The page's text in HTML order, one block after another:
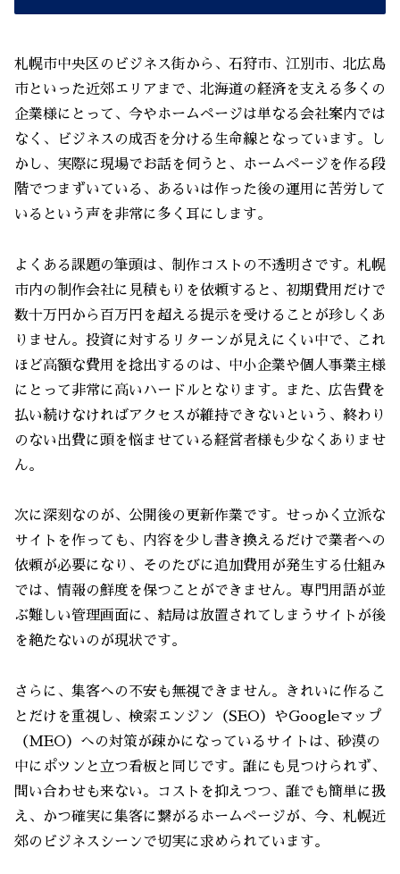
札幌市中央区のビジネス街から、石狩市、江別市、北広島
市といった近郊エリアまで、北海道の経済を支える多くの
企業様にとって、今やホームページは単なる会社案内では
なく、ビジネスの成否を分ける生命線となっています。し
かし、実際に現場でお話を伺うと、ホームページを作る段
階でつまずいている、あるいは作った後の運用に苦労して
いるという声を非常に多く耳にします。
よくある課題の筆頭は、制作コストの不透明さです。札幌
市内の制作会社に見積もりを依頼すると、初期費用だけで
数十万円から百万円を超える提示を受けることが珍しくあ
りません。投資に対するリターンが見えにくい中で、これ
ほど高額な費用を捻出するのは、中小企業や個人事業主様
にとって非常に高いハードルとなります。また、広告費を
払い続けなければアクセスが維持できないという、終わり
のない出費に頭を悩ませている経営者様も少なくありませ
ん。
次に深刻なのが、公開後の更新作業です。せっかく立派な
サイトを作っても、内容を少し書き換えるだけで業者への
依頼が必要になり、そのたびに追加費用が発生する仕組み
では、情報の鮮度を保つことができません。専門用語が並
ぶ難しい管理画面に、結局は放置されてしまうサイトが後
を絶たないのが現状です。
さらに、集客への不安も無視できません。きれいに作るこ
とだけを重視し、検索エンジン（SEO）やGoogleマップ
（MEO）への対策が疎かになっているサイトは、砂漠の
中にポツンと立つ看板と同じです。誰にも見つけられず、
問い合わせも来ない。コストを抑えつつ、誰でも簡単に扱
え、かつ確実に集客に繋がるホームページが、今、札幌近
郊のビジネスシーンで切実に求められています。